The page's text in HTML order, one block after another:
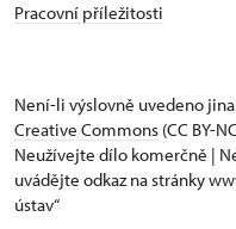
Pracovní příležitosti
Není-li výslovně uvedeno
Creative Commons (CC BY-
Neužívejte dílo komerčně |
uvádějte odkaz na stránky
ústav“